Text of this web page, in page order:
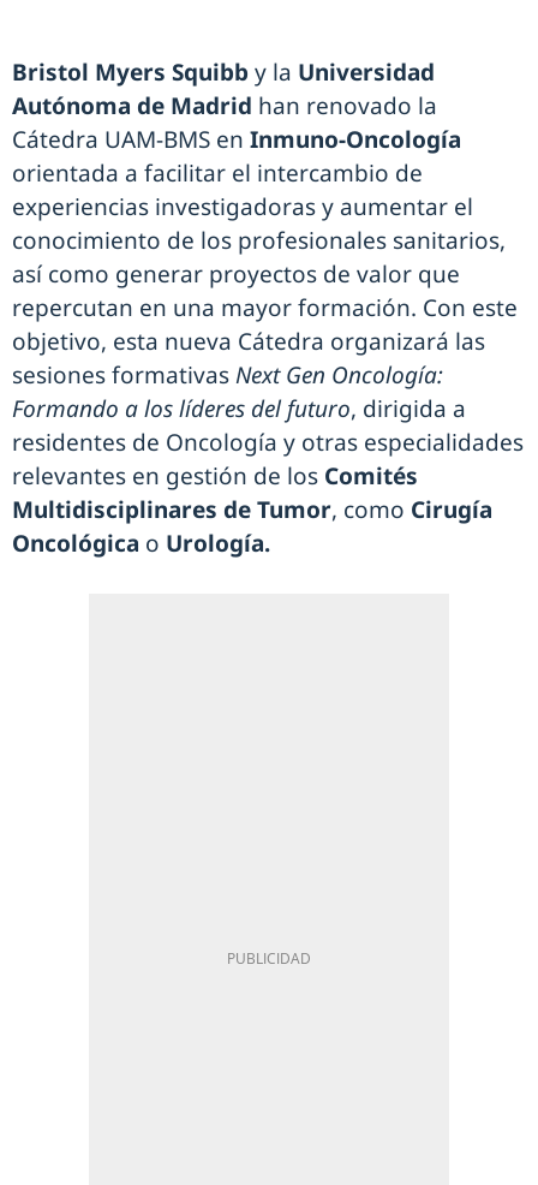
Bristol Myers Squibb y la Universidad
Autónoma de Madrid han renovado la
Cátedra UAM-BMS en Inmuno-Oncología
orientada a facilitar el intercambio de
experiencias investigadoras y aumentar el
conocimiento de los profesionales sanitarios,
así como generar proyectos de valor que
repercutan en una mayor formación. Con este
objetivo, esta nueva Cátedra organizará las
sesiones formativasNext Gen Oncología:
Formando a los líderes del futuro, dirigida a
residentes de Oncología y otras especialidades
relevantes en gestión de los Comités
Multidisciplinares de Tumor, como Cirugía
Oncológica o Urología.